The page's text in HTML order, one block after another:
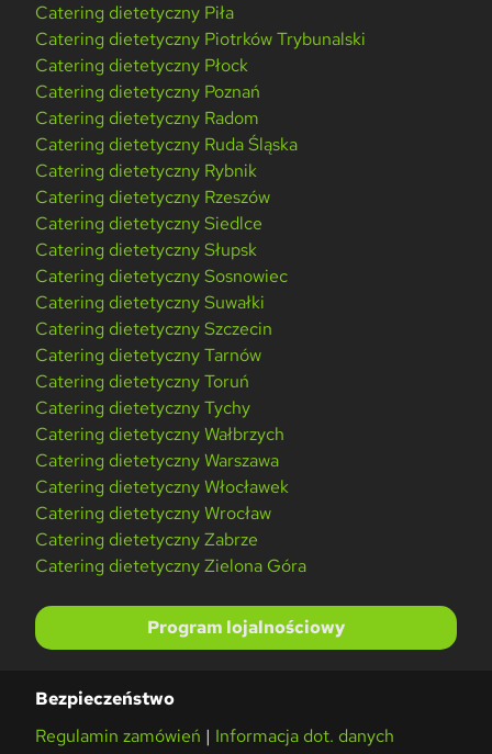
Catering dietetyczny Piła
Catering dietetyczny Piotrków Trybunalski
Catering dietetyczny Płock
Catering dietetyczny Poznań
Catering dietetyczny Radom
Catering dietetyczny Ruda Śląska
Catering dietetyczny Rybnik
Catering dietetyczny Rzeszów
Catering dietetyczny Siedlce
Catering dietetyczny Słupsk
Catering dietetyczny Sosnowiec
Catering dietetyczny Suwałki
Catering dietetyczny Szczecin
Catering dietetyczny Tarnów
Catering dietetyczny Toruń
Catering dietetyczny Tychy
Catering dietetyczny Wałbrzych
Catering dietetyczny Warszawa
Catering dietetyczny Włocławek
Catering dietetyczny Wrocław
Catering dietetyczny Zabrze
Catering dietetyczny Zielona Góra
Program lojalnościowy
Bezpieczeństwo
Regulamin zamówień | Informacja dot. danych